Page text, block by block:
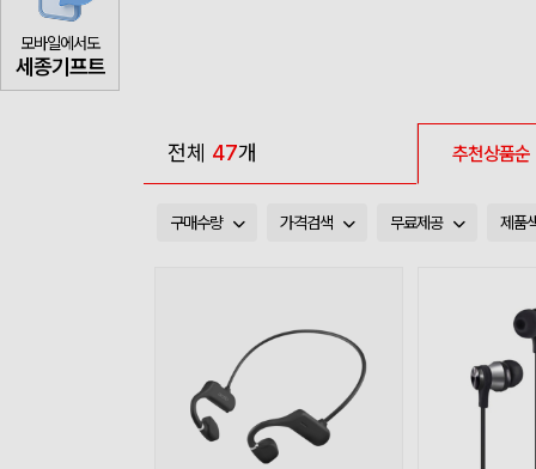
모바일에서도
세종기프트
전체 47개 추천상품순
구매수량 가격검색 무료제공 제품